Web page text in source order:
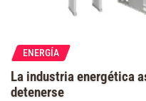
ENERGÍA
La industria energética
detenerse